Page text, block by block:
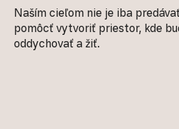
Naším cieľom nie je iba
pomôcť vytvoriť priestor, kde
oddychovať a žiť.